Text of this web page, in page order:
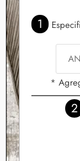
1
*
2